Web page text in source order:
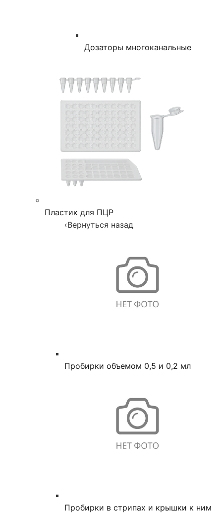
Дозаторы многоканальные
Пластик для ПЦР
‹Вернуться назад
Пробирки объемом 0,5 и 0,2 мл
Пробирки в стрипах и крышки к ним